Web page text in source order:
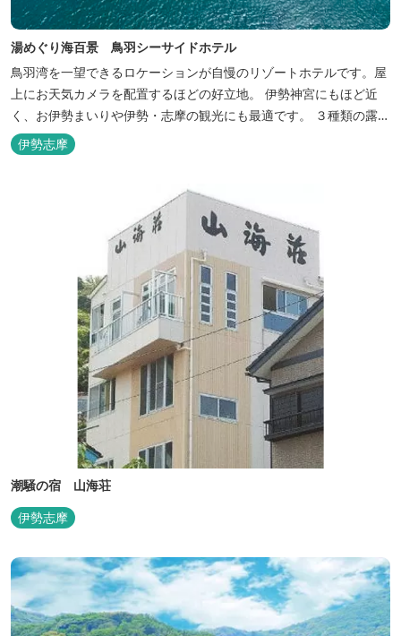
湯めぐり海百景 鳥羽シーサイドホテル
鳥羽湾を一望できるロケーションが自慢のリゾートホテルです。屋
上にお天気カメラを配置するほどの好立地。 伊勢神宮にもほど近
く、お伊勢まいりや伊勢・志摩の観光にも最適です。 ３種類の露天
風呂を備えた「風見の湯」をはじめ、趣の異なる３ヶ所の大浴場で
は、館内で湯めぐりが楽しめます。 また、露天風呂付客室や貸切家
伊勢志摩
潮騒の宿 山海荘
伊勢志摩